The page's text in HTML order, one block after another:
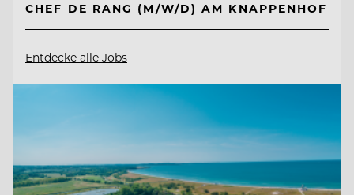
CHEF DE RANG (M/W/D) AM KNAPPENHOF
Entdecke alle Jobs